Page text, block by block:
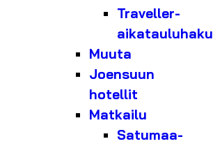
Traveller-
aikatauluhaku
Muuta
Joensuun
hotellit
Matkailu
Satumaa-